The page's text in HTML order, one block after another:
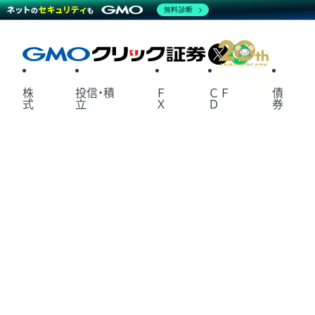
X
株
式
投信・積
立
Ｆ
Ｘ
ＣＦ
Ｄ
債
券
無料診断